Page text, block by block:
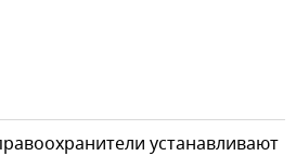
устанавливают